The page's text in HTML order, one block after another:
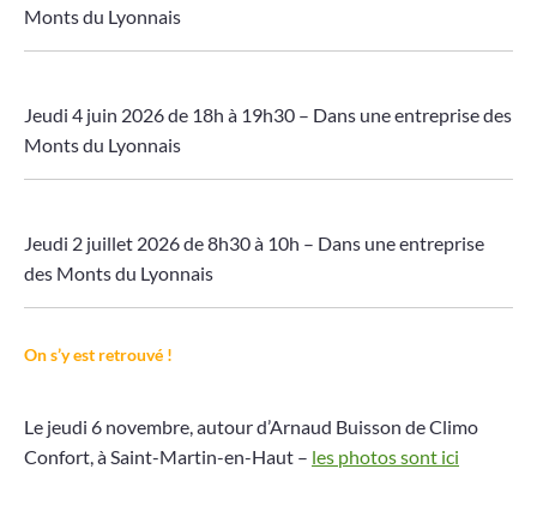
Monts du Lyonnais
Jeudi 4 juin 2026 de 18h à 19h30 – Dans une entreprise des
Monts du Lyonnais
Jeudi 2 juillet 2026 de 8h30 à 10h – Dans une entreprise
des Monts du Lyonnais
On s’y est retrouvé !
Le jeudi 6 novembre, autour d’Arnaud Buisson de Climo
Confort, à Saint-Martin-en-Haut – les photos sont ici